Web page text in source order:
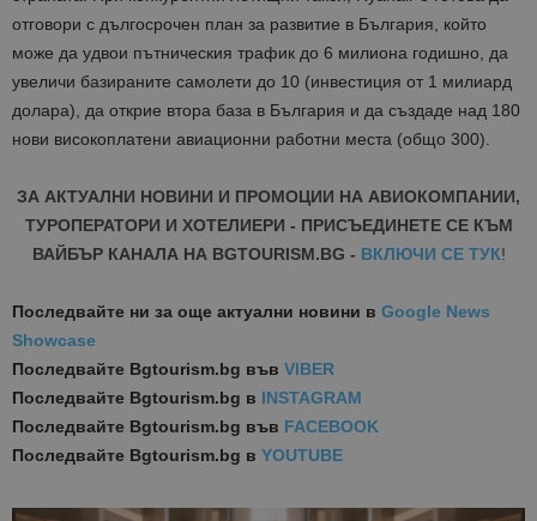
отговори с дългосрочен план за развитие в България, който
може да удвои пътническия трафик до 6 милиона годишно, да
увеличи базираните самолети до 10 (инвестиция от 1 милиард
долара), да открие втора база в България и да създаде над 180
нови високоплатени авиационни работни места (общо 300).
ЗА АКТУАЛНИ НОВИНИ И ПРОМОЦИИ НА АВИОКОМПАНИИ,
ТУРОПЕРАТОРИ И ХОТЕЛИЕРИ - ПРИСЪЕДИНЕТЕ СЕ КЪМ
ВАЙБЪР КАНАЛА НА BGTOURISM.BG - ВКЛЮЧИ СЕ ТУК!
Последвайте ни за още актуални новини в Google News
Showcase
Последвайте Bgtourism.bg във VIBER
Последвайте Bgtourism.bg в INSTAGRAM
Последвайте Bgtourism.bg във FACEBOOK
Последвайте Bgtourism.bg в YOUTUBE